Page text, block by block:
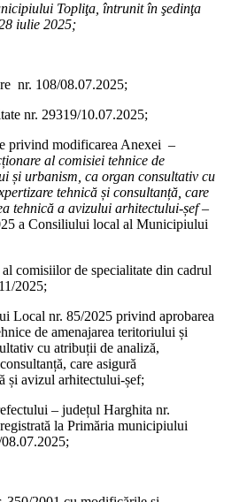
Topliţa, întrunit în şedinţa
iulie 2025;
nr. 108/08.07.2025;
nr. 29319/10.07.2025;
privind modificarea Anexei –
al comisiei tehnice de
și urbanism, ca organ consultativ cu
tehnică și consultanță, care
tehnică a avizului arhitectului-șef–
a Consiliului local al Municipiului
comisiilor de specialitate din cadrul
2025;
Local nr. 85/2025 privind aprobarea
de amenajarea teritoriului și
cu atribuții de analiză,
care asigură
și avizul arhitectului-șef;
– județul Harghita nr.
la Primăria municipiului